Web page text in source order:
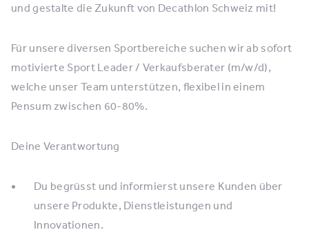
und gestalte die Zukunft von Decathlon Schweiz mit!
Für unsere diversen Sportbereiche suchen wir ab sofort
motivierte Sport Leader / Verkaufsberater (m/w/d),
welche unser Team unterstützen, flexibel in einem
Pensum zwischen 60-80%.
Deine Verantwortung
Du begrüsst und informierst unsere Kunden über
unsere Produkte, Dienstleistungen und
Innovationen.